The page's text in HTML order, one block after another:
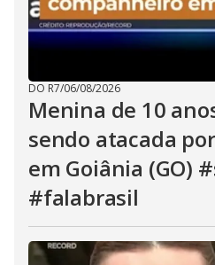
DO R7/06/08/2026
Menina de 10
sendo atacada
em Goiânia (GO)
#falabrasil